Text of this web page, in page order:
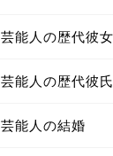
芸能人の歴代彼
芸能人の歴代彼
芸能人の結婚